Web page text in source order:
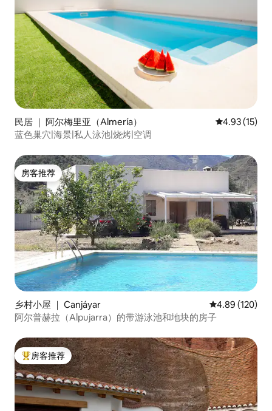
民居 ｜ 阿尔梅里亚（Almería） 平均评分
4.93 (15)
蓝色巢穴|海景|私人泳池|烧烤|空调
房客推荐
房客推荐
乡村小屋 ｜ Canjáyar 平均评分 4.89
4.89 (120)
阿尔普赫拉（Alpujarra）的带游泳池和地块的房子
热门「房客推荐」
房客推荐